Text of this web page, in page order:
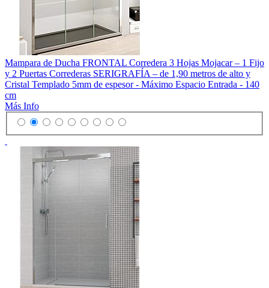
Mampara de Ducha FRONTAL Corredera 3 Hojas Mojacar – 1 Fijo
y 2 Puertas Correderas SERIGRAFÍA – de 1,90 metros de alto y
Cristal Templado 5mm de espesor - Máximo Espacio Entrada - 140
cm
Más Info